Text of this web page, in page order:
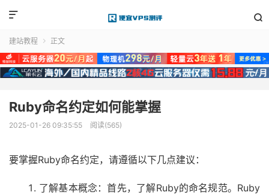


建站教程  正文
Ruby命名约定如何能掌握
2025-01-26 09:35:55 阅读(565)
要掌握Ruby命名约定，请遵循以下几点建议：
了解基本概念：首先，了解Ruby的命名规范。Ruby